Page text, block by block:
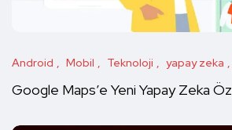
Android Mobil Teknoloji yapay zeka
Google Maps’e Yeni Yapay Zeka